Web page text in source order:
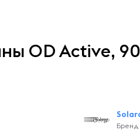
OD Active,
Бренд